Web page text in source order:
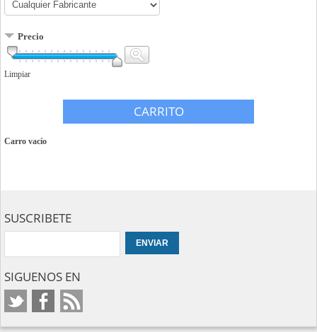
Precio
Limpiar
CARRITO
Carro vacío
SUSCRIBETE
SIGUENOS EN